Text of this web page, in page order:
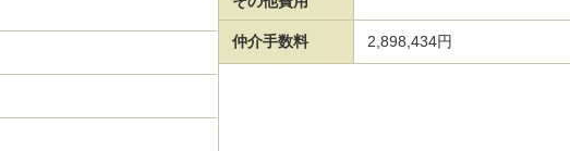
仲介手数料 2,898,434円